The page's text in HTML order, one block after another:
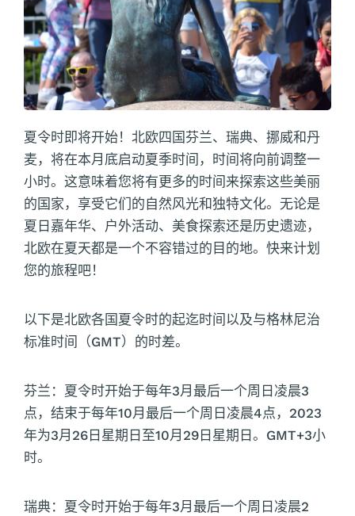
夏令时即将开始！北欧四国芬兰、瑞典、挪威和丹
麦，将在本月底启动夏季时间，时间将向前调整一
小时。这意味着您将有更多的时间来探索这些美丽
的国家，享受它们的自然风光和独特文化。无论是
夏日嘉年华、户外活动、美食探索还是历史遗迹，
北欧在夏天都是一个不容错过的目的地。快来计划
您的旅程吧！
以下是北欧各国夏令时的起迄时间以及与格林尼治
标准时间（GMT）的时差。
芬兰：夏令时开始于每年3月最后一个周日凌晨3
点，结束于每年10月最后一个周日凌晨4点，2023
年为3月26日星期日至10月29日星期日。GMT+3小
时。
瑞典：夏令时开始于每年3月最后一个周日凌晨2